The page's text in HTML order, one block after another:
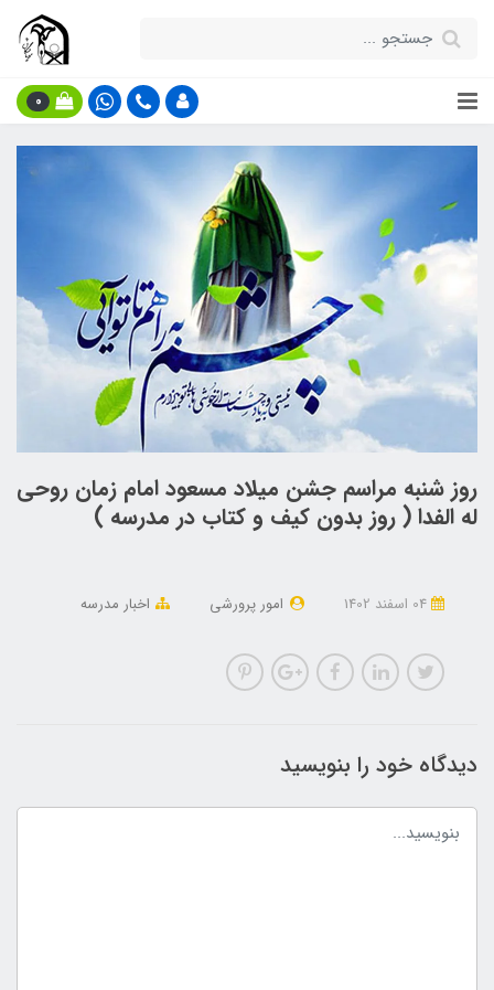
0
روز شنبه مراسم جشن میلاد مسعود امام زمان روحی
له الفدا ( روز بدون کیف و کتاب در مدرسه )
امور پرورشی اخبار مدرسه
دیدگاه خود را بنویسید